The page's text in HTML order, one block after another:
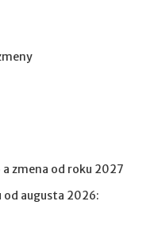
zmena od roku 2027
augusta 2026: